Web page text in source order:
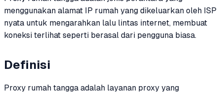
menggunakan alamat IP rumah yang dikeluarkan oleh ISP
nyata untuk mengarahkan lalu lintas internet, membuat
koneksi terlihat seperti berasal dari pengguna biasa.
Definisi
Proxy rumah tangga adalah layanan proxy yang